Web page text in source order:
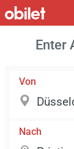
Enter
Von
Nach